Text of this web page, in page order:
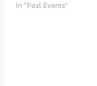
In "Past Events"